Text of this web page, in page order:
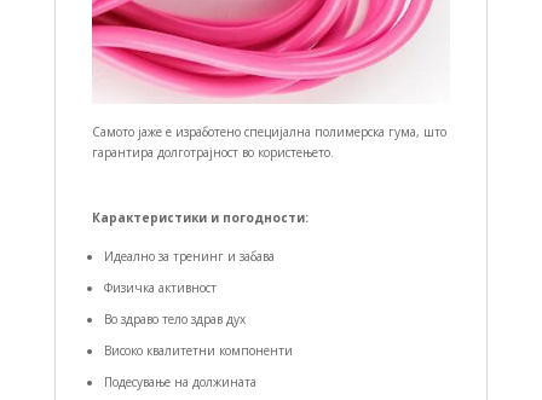
Самото јаже е изработено специјална полимерска гума, што
гарантира долготрајност во користењето.
Карактеристики и погодности:
Идеално за тренинг и забава
Физичка активност
Во здраво тело здрав дух
Високо квалитетни компоненти
Подесување на должината